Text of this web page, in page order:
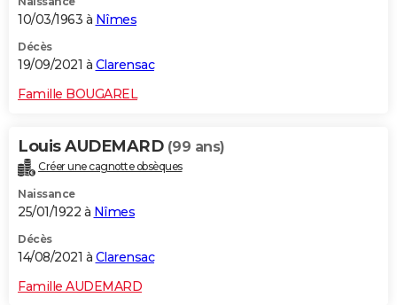
10/03/1963 à Nîmes
Décès
19/09/2021 à Clarensac
Famille BOUGAREL
Louis AUDEMARD (99 ans)
Créer une cagnotte obsèques
Naissance
25/01/1922 à Nîmes
Décès
14/08/2021 à Clarensac
Famille AUDEMARD